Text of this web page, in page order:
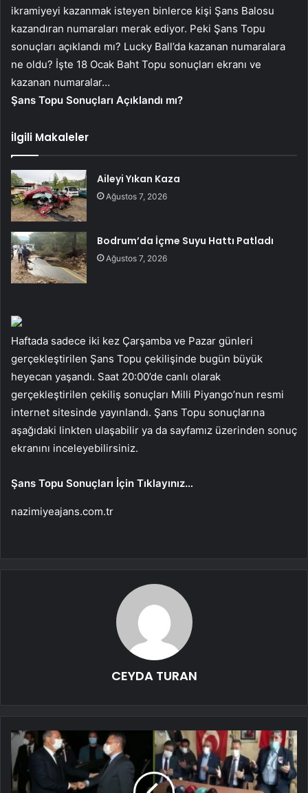
ikramiyeyi kazanmak isteyen binlerce kişi Şans Balosu
kazandıran numaraları merak ediyor. Peki Şans Topu
sonuçları açıklandı mı? Lucky Ball’da kazanan numaralara
ne oldu? İşte 18 Ocak Baht Topu sonuçları ekranı ve
kazanan numaralar…
Şans Topu Sonuçları Açıklandı mı?
İlgili Makaleler
Aileyi Yıkan Kaza
Ağustos 7, 2026
Bodrum’da İçme Suyu Hattı Patladı
Ağustos 7, 2026
Haftada sadece iki kez Çarşamba ve Pazar günleri
gerçekleştirilen Şans Topu çekilişinde bugün büyük
heyecan yaşandı. Saat 20:00’de canlı olarak
gerçekleştirilen çekiliş sonuçları Milli Piyango’nun resmi
internet sitesinde yayınlandı. Şans Topu sonuçlarına
aşağıdaki linkten ulaşabilir ya da sayfamız üzerinden sonuç
ekranını inceleyebilirsiniz.
Şans Topu Sonuçları İçin Tıklayınız…
nazimiyeajans.com.tr
CEYDA TURAN